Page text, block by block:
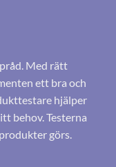
Med rätt
ett bra och
hjälper
behov. Testerna
görs.